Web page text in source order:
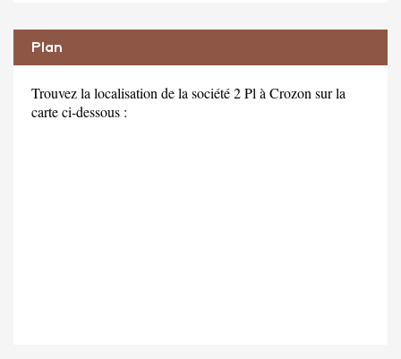
Plan
Trouvez la localisation de la société 2 Pl à Crozon sur la
carte ci-dessous :